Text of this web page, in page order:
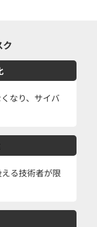
ク
なり、サイバ
る技術者が限